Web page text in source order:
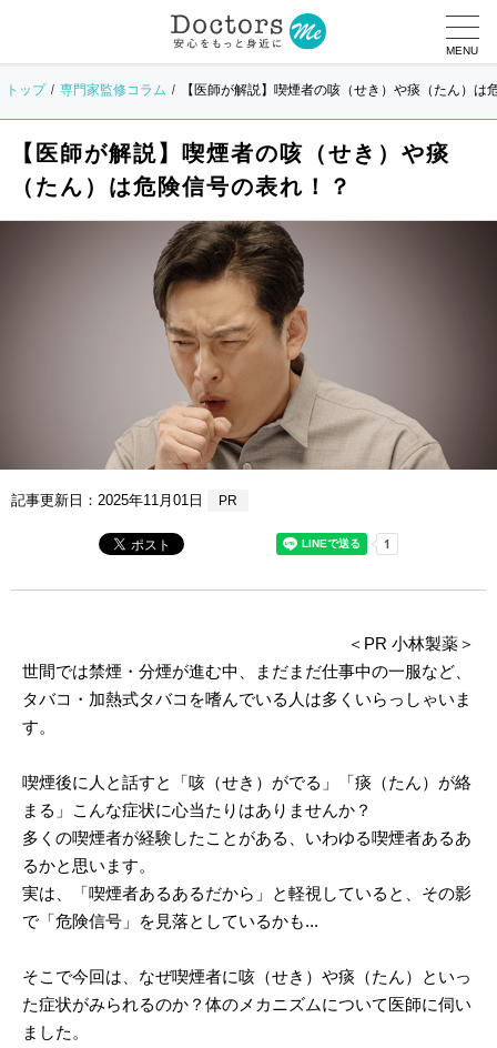
MENU
トップ 専門家監修コラム 【医師が解説】喫煙者の咳（せき）や痰（たん）は
【医師が解説】喫煙者の咳（せき）や痰
（たん）は危険信号の表れ！？
記事更新日： 2025年11月01日 PR
＜PR 小林製薬＞
世間では禁煙・分煙が進む中、まだまだ仕事中の一服など、
タバコ・加熱式タバコを嗜んでいる人は多くいらっしゃいま
す。
喫煙後に人と話すと「咳（せき）がでる」「痰（たん）が絡
まる」こんな症状に心当たりはありませんか？
多くの喫煙者が経験したことがある、いわゆる喫煙者あるあ
るかと思います。
実は、「喫煙者あるあるだから」と軽視していると、その影
で「危険信号」を見落としているかも...
そこで今回は、なぜ喫煙者に咳（せき）や痰（たん）といっ
た症状がみられるのか？体のメカニズムについて医師に伺い
ました。